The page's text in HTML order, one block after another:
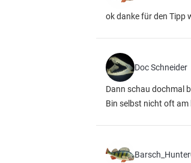
ok danke für den Tipp
Doc Schneider
Dann schau dochmal
Bin selbst nicht oft am